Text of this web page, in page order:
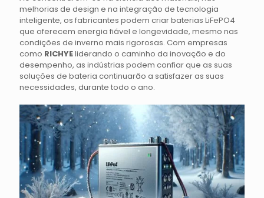
melhorias de design e na integração de tecnologia
inteligente, os fabricantes podem criar baterias LiFePO4
que oferecem energia fiável e longevidade, mesmo nas
condições de inverno mais rigorosas. Com empresas
como RICHYEliderando o caminho da inovação e do
desempenho, as indústrias podem confiar que as suas
soluções de bateria continuarão a satisfazer as suas
necessidades, durante todo o ano.